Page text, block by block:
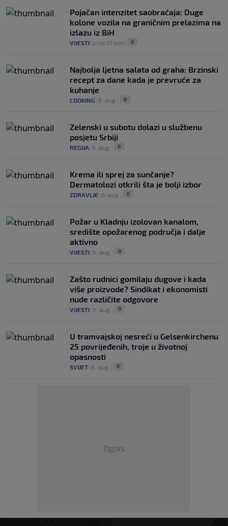
Pojačan intenzitet saobraćaja: Duge
kolone vozila na graničnim prelazima na
izlazu iz BiH
VIJESTI prije 17 min 0
Najbolja ljetna salata od graha: Brzinski
recept za dane kada je prevruće za
kuhanje
COOKING 6. aug. 0
Zelenski u subotu dolazi u službenu
posjetu Srbiji
REGIJA 6. aug. 0
Krema ili sprej za sunčanje?
Dermatolozi otkrili šta je bolji izbor
ZDRAVLJE 6. aug. 0
Požar u Kladnju izolovan kanalom,
središte opožarenog područja i dalje
aktivno
VIJESTI 6. aug. 0
Zašto rudnici gomilaju dugove i kada
više proizvode? Sindikat i ekonomisti
nude različite odgovore
VIJESTI 6. aug. 0
U tramvajskoj nesreći u Gelsenkirchenu
25 povrijeđenih, troje u životnoj
opasnosti
SVIJET 6. aug. 0
Oglas